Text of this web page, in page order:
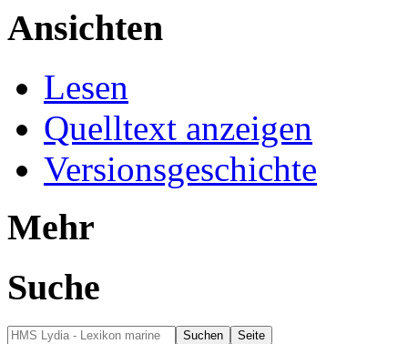
Ansichten
Lesen
Quelltext anzeigen
Versionsgeschichte
Mehr
Suche